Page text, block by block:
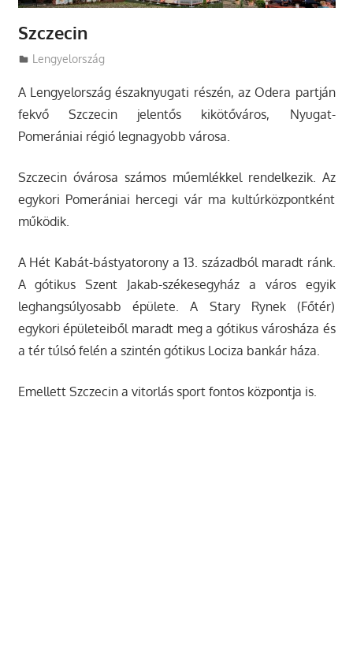
Szczecin
Utazasok.org
Lengyelország
A Lengyelország északnyugati részén, az Odera partján
fekvő Szczecin jelentős kikötőváros, Nyugat-
Pomerániai régió legnagyobb városa.
Szczecin óvárosa számos műemlékkel rendelkezik. Az
egykori Pomerániai hercegi vár ma kultúrközpontként
működik.
A Hét Kabát-bástyatorony a 13. századból maradt ránk.
A gótikus Szent Jakab-székesegyház a város egyik
leghangsúlyosabb épülete. A Stary Rynek (Főtér)
egykori épületeiből maradt meg a gótikus városháza és
a tér túlsó felén a szintén gótikus Lociza bankár háza.
Emellett Szczecin a vitorlás sport fontos központja is.